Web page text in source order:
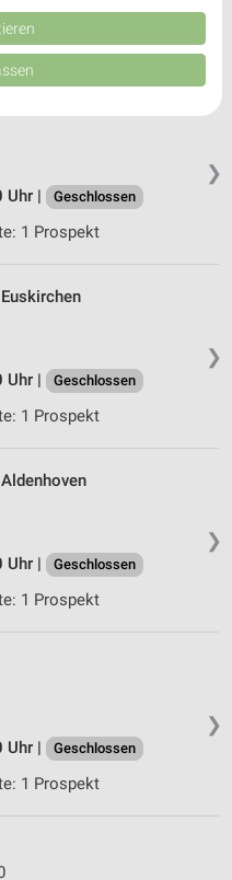
Uhr | Geschlossen
❯
Uhr |
Geschlossen
1 Prospekt
❯
Uhr |
Geschlossen
1 Prospekt
❯
Uhr |
Geschlossen
1 Prospekt
❯
Uhr |
Geschlossen
1 Prospekt
Quellen. Entwicklung und
Daten zur Auswahl
Union weitergegeben und in die
Auswahl von
oder
Angebote
Auswahl von